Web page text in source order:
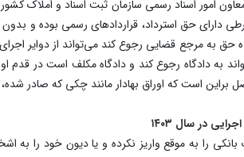
حق به مرجع قضایی رجوع کند می‌تواند از
به دادگاه رجوع کند و دادگاه مکلف است
است که اوراق بهادار مانند چکی که صادر شده،
را به موقع واریز نکرده و یا دیون خود را به